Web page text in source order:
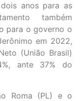
anos para as
também
para o governo o
em 2022,
(União Brasil)
ante 37% do
Roma (PL) e o